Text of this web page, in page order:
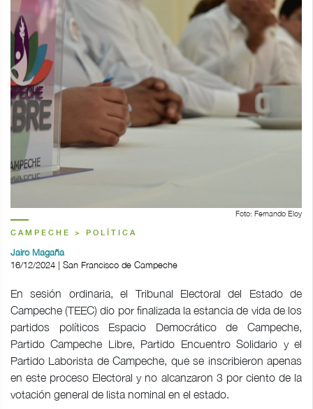
Foto: Fernando Eloy
CAMPECHE > POLÍTICA
Jairo Magaña
16/12/2024 | San Francisco de Campeche
En sesión ordinaria, el Tribunal Electoral del Estado de
Campeche (TEEC) dio por finalizada la estancia de vida de los
partidos políticos Espacio Democrático de Campeche,
Partido Campeche Libre, Partido Encuentro Solidario y el
Partido Laborista de Campeche, que se inscribieron apenas
en este proceso Electoral y no alcanzaron 3 por ciento de la
votación general de lista nominal en el estado.